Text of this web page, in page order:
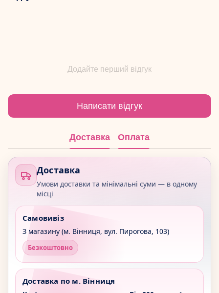
Додайте перший відгук
Написати відгук
Доставка Оплата
Доставка
Умови доставки та мінімальні суми — в одному
місці
Самовивіз
З магазину (м. Вінниця, вул. Пирогова, 103)
Безкоштовно
Доставка по м. Вінниця